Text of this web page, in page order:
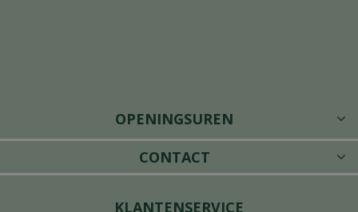
OPENINGSUREN
CONTACT
KLANTENSERVICE